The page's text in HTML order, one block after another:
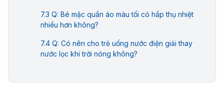
Q: Bé mặc quần áo màu tối có hấp thụ nhiệt
nhiều hơn không?
Q: Có nên cho trẻ uống nước điện giải thay
nước lọc khi trời nóng không?